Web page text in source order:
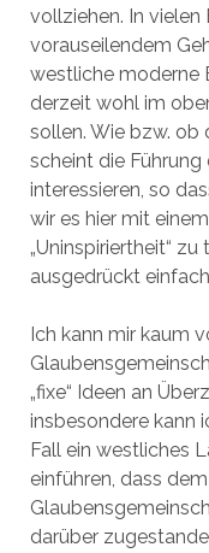
vollziehen. In vielen
vorauseilendem
westliche moderne
derzeit wohl im
sollen. Wie bzw. ob
scheint die
interessieren, so
wir es hier mit
„Uninspiriertheit“
ausgedrückt
Ich kann mir kaum
„fixe“ Ideen an
insbesondere kann
Fall ein westliches
einführen, dass
darüber